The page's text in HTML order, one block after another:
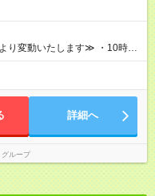
者の方は前給考慮も可能で
ています。 実際にほぼ全員
入アップも目指せる環境で
部分があります。 雇用形態：
230,000円以上 上記額にはみ
は全額支給いたします。 みな
（最大12ヶ月間）も、試用期
り変動いたします≫ ・10時00
時00分～18時00分（休憩1時
む社員も多くいます◎
詳細へ
グループ